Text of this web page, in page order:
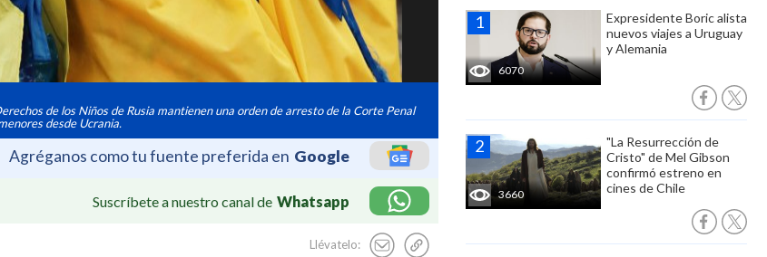
de los Niños de Rusia mantienen una orden de arresto de la Corte Penal
desde Ucrania.
Agréganos como tu fuente preferida en Google
Suscríbete a nuestro canal de Whatsapp
Llévatelo:
6070
Expresidente Boric alista
nuevos viajes a Uruguay
y Alemania
3660
"La Resurrección de
Cristo" de Mel Gibson
confirmó estreno en
cines de Chile